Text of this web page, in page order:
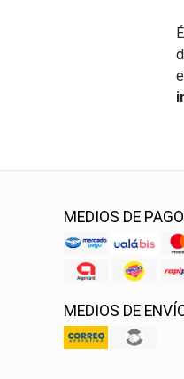
MEDIOS DE PAGO
MEDIOS DE